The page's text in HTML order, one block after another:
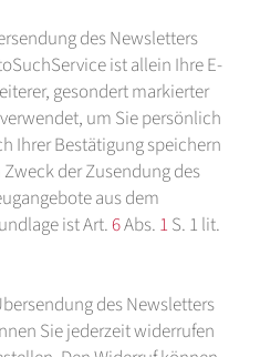
des Newsletters
ist allein Ihre E-
gesondert markierter
um Sie persönlich
Ihrer Bestätigung speichern
der Zusendung des
aus dem
ist Art. 6Abs. 1 S. 1 lit.
des Newsletters
Sie jederzeit widerrufen